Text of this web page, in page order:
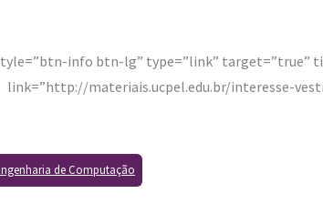
info btn-lg” type=”link” target=”true”
link=”http://materiais.ucpel.edu.br/interesse-
de Computação